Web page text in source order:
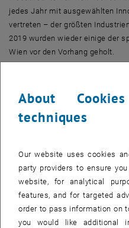
jedes Jahr mit ausgewählten
vertreten – der größten
2019 wurden wieder einige der
Wien vor den Vorhang geholt.
Dampfvergasung,
Die in Hannover präsentierten
Resonanz – etwa die mächtige
Phänomene sowie für
flexible Erzeugung von grünen
Abfallstoffen mittels Zweibett-
auch ein neues
Lichtimpulses selbständig
Über die Fülle und Intensität
About
techniques
Our website uses cookies
party providers to ensure
website, for analytical
features, and for targeted
order to pass information on
you would like additional